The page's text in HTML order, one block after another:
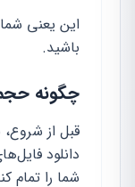
این یعنی
باشید.
چگونه
قبل از
دانلود
شما را تمام